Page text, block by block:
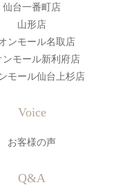
仙台一番町店
山形店
ンモール名取店
ンモール新利府店
モール仙台上杉店
Voice
お客様の声
Q&A